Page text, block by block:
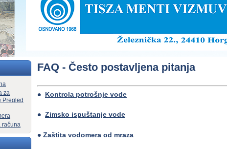
za
Pregled
računa
FAQ - Često postavljena pitanja
● Kontrola potrošnje vode
● Zimsko ispuštanje vode
● Zaštita vodomera od mraza